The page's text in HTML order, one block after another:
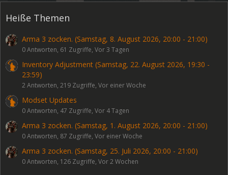
Heiße Themen
Arma 3 zocken. (Samstag, 8. August 2026, 20:00 - 21:00)
0 Antworten, 61 Zugriffe, Vor 3 Tagen
Inventory Adjustment (Samstag, 22. August 2026, 19:30 -
23:59)
2 Antworten, 219 Zugriffe, Vor einer Woche
Modset Updates
0 Antworten, 47 Zugriffe, Vor 4 Tagen
Arma 3 zocken. (Samstag, 1. August 2026, 20:00 - 21:00)
0 Antworten, 87 Zugriffe, Vor einer Woche
Arma 3 zocken. (Samstag, 25. Juli 2026, 20:00 - 21:00)
0 Antworten, 126 Zugriffe, Vor 2 Wochen